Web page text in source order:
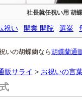
社長就任祝い用 胡
祝い 開業 開院 選挙
いの胡蝶蘭なら胡蝶蘭通
販サライ > お祝いの言